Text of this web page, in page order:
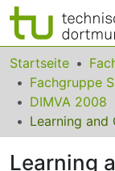
Bereiche &
Das gesamte
Statistiken
FAQ
Startseite
Fachgruppe
DIMVA 2008
Learning